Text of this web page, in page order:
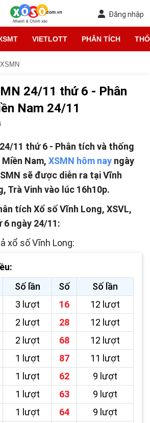
Đăng nhập
VIETLOTT PHÂN TÍCH
24/11 thứ 6 - Phân
Nam 24/11
11 thứ 6 - Phân tích và thống
Nam, XSMN hôm nay ngày
sẽ được diễn ra tại Vĩnh
Trà Vinh vào lúc 16h10p.
tích Xổ số Vĩnh Long, XSVL,
6 ngày 24/11:
xổ số Vĩnh Long:
Số lần Số
Số lần
3 lượt 16
12 lượt
2 lượt 28
12 lượt
2 lượt 68
12 lượt
1 lượt 87
11 lượt
1 lượt 62
9 lượt
1 lượt 63
9 lượt
1 lượt 64
9 lượt